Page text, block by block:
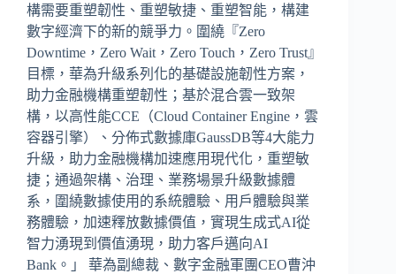
構需要重塑韌性、重塑敏捷、重塑智能，構建
數字經濟下的新的競爭力。圍繞『Zero
Downtime，Zero Wait，Zero Touch，Zero Trust』
目標，華為升級系列化的基礎設施韌性方案，
助力金融機構重塑韌性；基於混合雲一致架
構，以高性能CCE（Cloud Container Engine，雲
容器引擎）、分佈式數據庫GaussDB等4大能力
升級，助力金融機構加速應用現代化，重塑敏
捷；通過架構、治理、業務場景升級數據體
系，圍繞數據使用的系統體驗、用戶體驗與業
務體驗，加速釋放數據價值，實現生成式AI從
智力湧現到價值湧現，助力客戶邁向AI
Bank。」 華為副總裁、數字金融軍團CEO曹沖